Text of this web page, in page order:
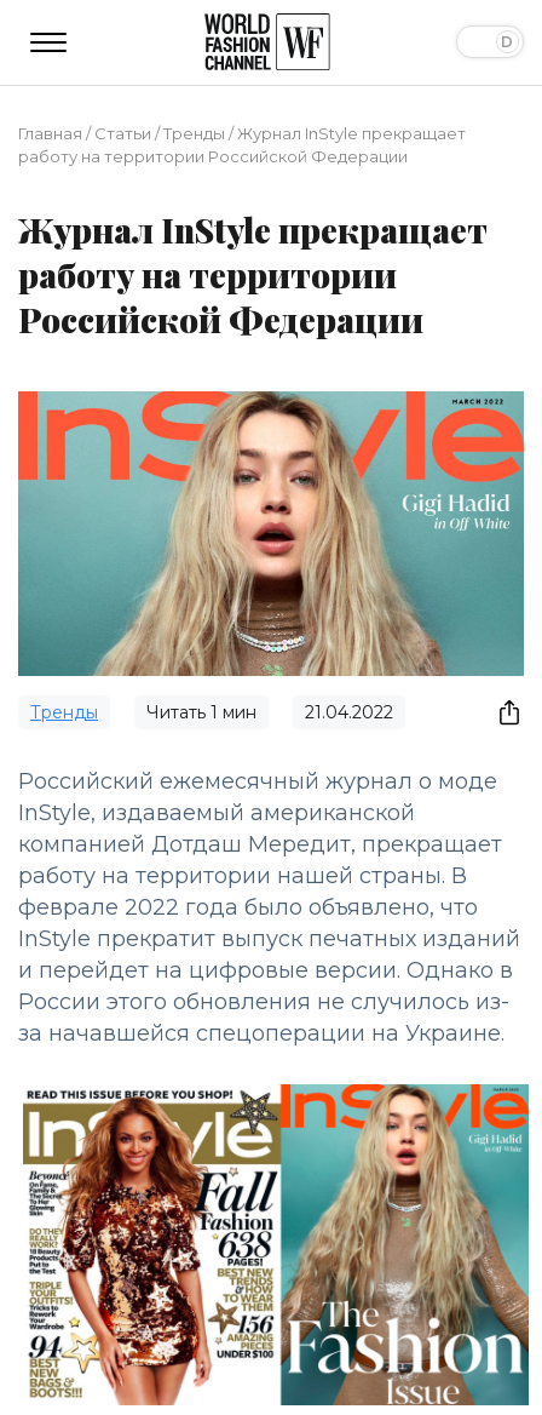
Главная /Статьи /Тренды /Журнал InStyle прекращает
работу на территории Российской Федерации
Журнал InStyle прекращает
работу на территории
Российской Федерации
Тренды Читать 1 мин 21.04.2022
Российский ежемесячный журнал о моде
InStyle, издаваемый американской
компанией Дотдаш Мередит, прекращает
работу на территории нашей страны. В
феврале 2022 года было объявлено, что
InStyle прекратит выпуск печатных изданий
и перейдет на цифровые версии. Однако в
России этого обновления не случилось из-
за начавшейся спецоперации на Украине.